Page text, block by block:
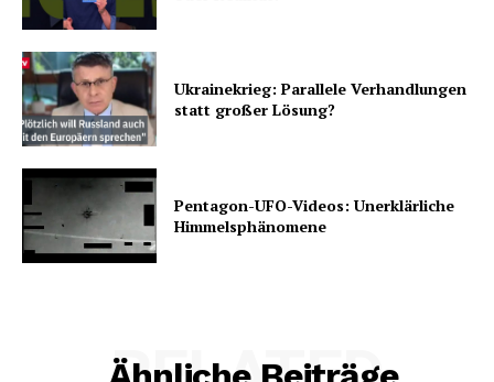
Ukrainekrieg: Parallele Verhandlungen
statt großer Lösung?
Pentagon-UFO-Videos: Unerklärliche
Himmelsphänomene